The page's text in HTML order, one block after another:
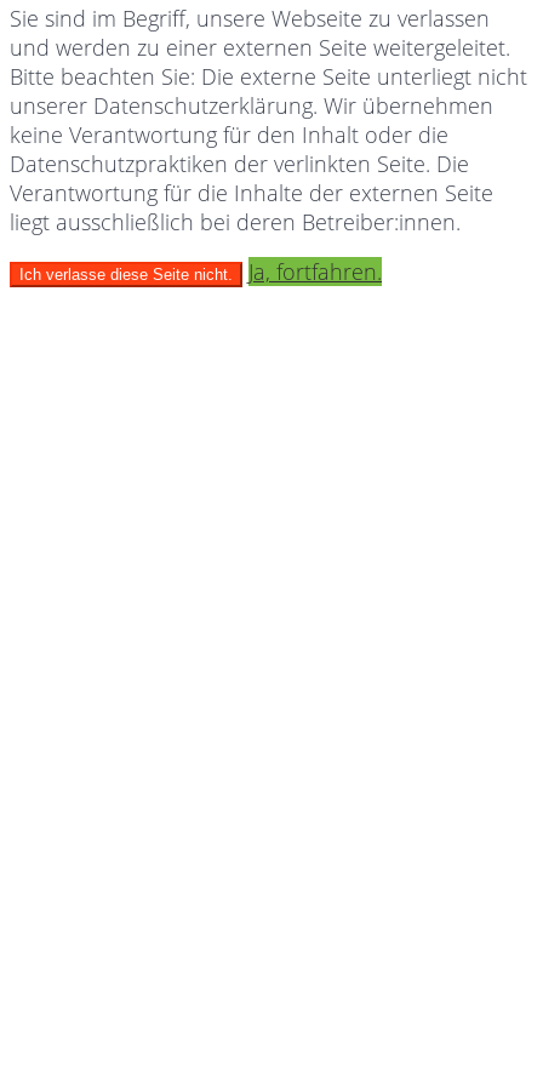
Sie sind im Begriff, unsere Webseite zu verlassen
und werden zu einer externen Seite weitergeleitet.
Bitte beachten Sie: Die externe Seite unterliegt nicht
unserer Datenschutzerklärung. Wir übernehmen
keine Verantwortung für den Inhalt oder die
Datenschutzpraktiken der verlinkten Seite. Die
Verantwortung für die Inhalte der externen Seite
liegt ausschließlich bei deren Betreiber:innen.
Ich verlasse diese Seite nicht. Ja, fortfahren.